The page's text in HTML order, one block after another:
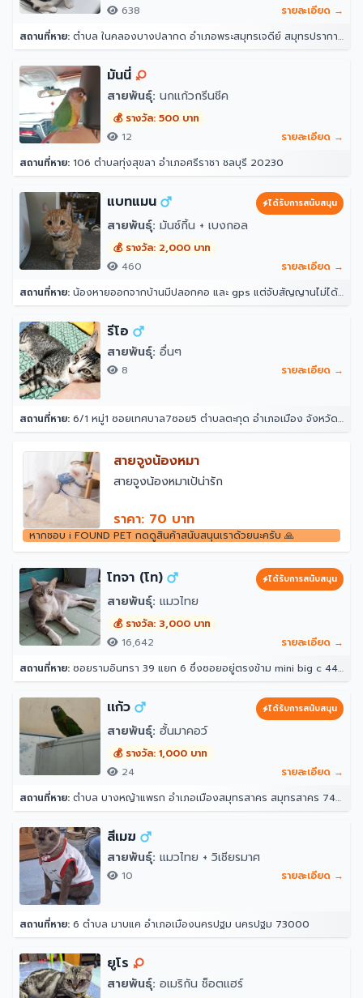
638
รายละเอียด →
สถานที่หาย: ตำบล ในคลองบางปลากด อำเภอพระสมุทรเจดีย์ สมุทรปราการ 10290
มันนี่
สายพันธุ์: นกแก้วกรีนชีค
💰 รางวัล: 500 บาท
12
รายละเอียด →
สถานที่หาย: 106 ตำบลทุ่งสุขลา อำเภอศรีราชา ชลบุรี 20230
แบทแมน ได้รับการสนับสนุน
สายพันธุ์: มันช์กิ้น + เบงกอล
💰 รางวัล: 2,000 บาท
460
รายละเอียด →
สถานที่หาย: น้องหายออกจากบ้านมีปลอกคอ และ gps แต่จับสัญญานไม่ได้ จุดที่น้องหายล่าสุดคือ หลังบ้าน204 ราณี 7 แขวงคันนายาว เขตคันนายาว กรุงเทพมหานคร 10230
รีโอ
สายพันธุ์: อื่นๆ
8 รายละเอียด →
สถานที่หาย: 6/1 หมู่1 ซอยเทศบาล7ซอย5 ตำบลตะกุด อำเภอเมือง จังหวัดสระบุรี
สายจูงน้องหมา
สายจูงน้องหมาเป้น่ารัก
ราคา: 70 บาท
หากชอบ i FOUND PET กดดูสินค้าสนับสนุนเราด้วยนะครับ 🙏
โทจา (โท) ได้รับการสนับสนุน
สายพันธุ์: แมวไทย
💰 รางวัล: 3,000 บาท
16,642
รายละเอียด →
สถานที่หาย: ซอยรามอินทรา 39 แยก 6 ซึ่งซอยอยู่ตรงข้าม mini big c 44/10 ซอย รามอินทรา 39 แยก 6 แขวงอนุสาวรีย์ เขตบางเขน กรุงเทพมหานคร 10220 ประเทศไทย
เเก้ว ได้รับการสนับสนุน
สายพันธุ์: ฮั้นมาคอว์
💰 รางวัล: 1,000 บาท
24
รายละเอียด →
สถานที่หาย: ตำบล บางหญ้าแพรก อำเภอเมืองสมุทรสาคร สมุทรสาคร 74000
สีเมฆ
สายพันธุ์: แมวไทย + วิเชียรมาศ
10 รายละเอียด →
สถานที่หาย: 6 ตำบล มาบแค อำเภอเมืองนครปฐม นครปฐม 73000
ยูโร
สายพันธุ์: อเมริกัน ช็อตแฮร์